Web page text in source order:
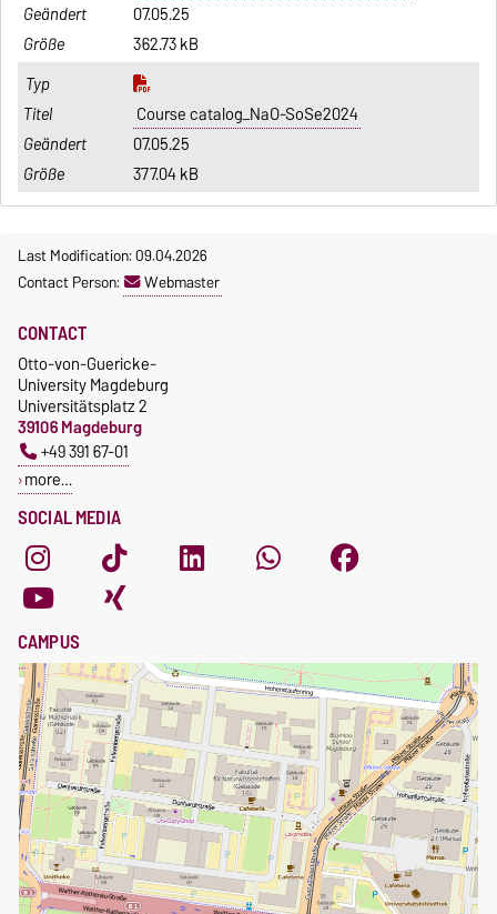
07.05.25
362.73 kB
Course catalog_NaO-SoSe2024
07.05.25
377.04 kB
Last Modification: 09.04.2026
Contact Person:
Webmaster
SOCIAL MEDIA
CONTACT
Otto-von-Guericke-
University Magdeburg
Universitätsplatz 2
39106 Magdeburg
+49 391 67-01
more…
CAMPUS